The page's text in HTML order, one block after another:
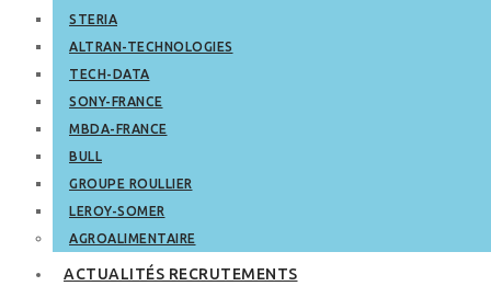
STERIA
ALTRAN-TECHNOLOGIES
TECH-DATA
SONY-FRANCE
MBDA-FRANCE
BULL
GROUPE ROULLIER
LEROY-SOMER
AGROALIMENTAIRE
ACTUALITÉS RECRUTEMENTS